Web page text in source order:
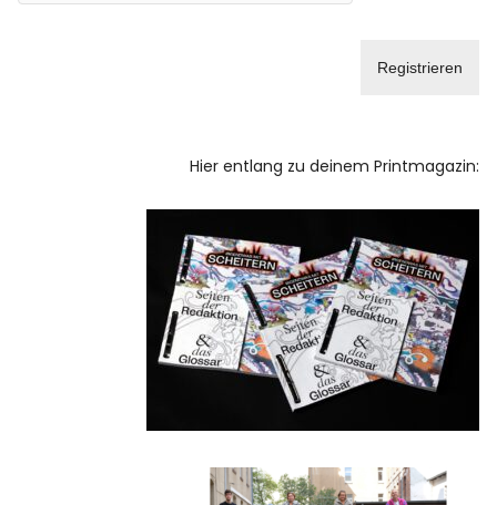
Hier entlang zu deinem Printmagazin: